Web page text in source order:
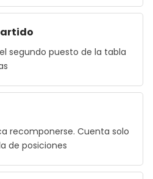
segundo puesto de la tabla
recomponerse. Cuenta solo
de posiciones